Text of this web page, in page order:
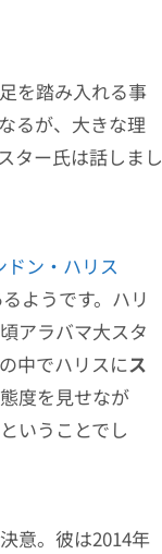
を踏み入れる事
るが、大きな理
ター氏は話しまし
ドン・ハリス
ようです。ハリ
アラバマ大スタ
中でハリスにス
度を見せなが
いうことでし
意。彼は2014年